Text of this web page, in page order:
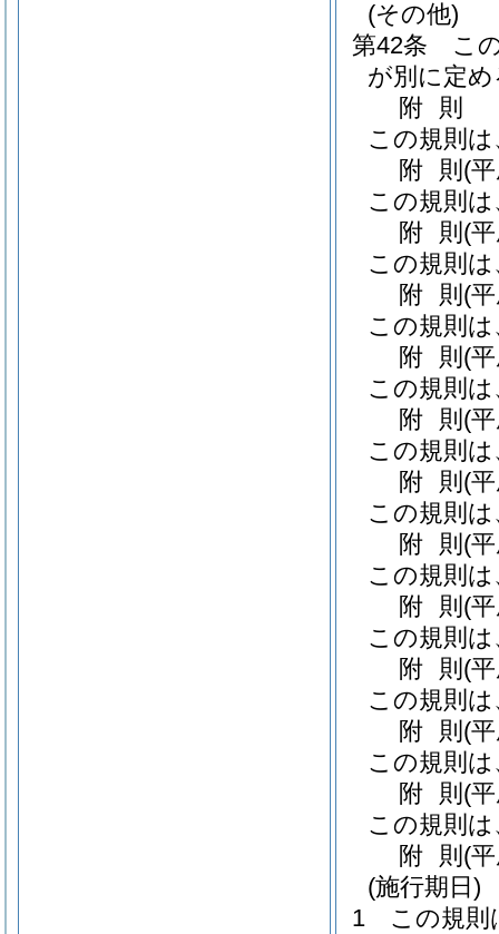
(その他)
第42条
こ
が別に定
附 則
この規則
附 則 (
この規則
附 則 (
この規則
附 則 (
この規則
附 則 (
この規則
附 則 (
この規則
附 則 (
この規則
附 則 (
この規則
附 則 (
この規則
附 則 (
この規則
附 則 (
この規則
附 則 (
この規則
附 則 (
(施行期日)
1
この規則